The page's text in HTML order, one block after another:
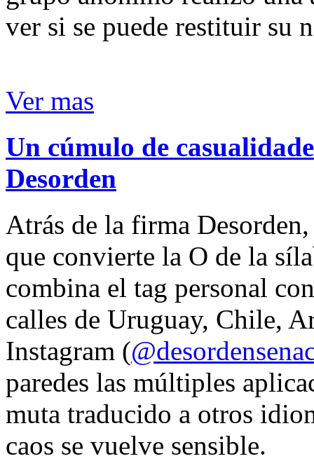
ver si se puede restituir su
Ver mas
Un cúmulo de
Desorden
Atrás de la firma
que convierte la O de la
combina el tag personal
calles de Uruguay, Chile,
Instagram (
paredes las múltiples
muta traducido a otros
caos se vuelve sensible.